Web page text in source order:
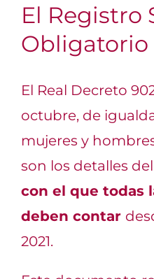
El Registro
Obligatorio
El Real Decreto
octubre, de
mujeres y
son los detalles del
con el que todas
deben contar
2021.